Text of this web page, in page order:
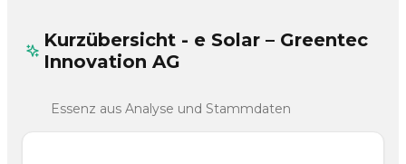
Kurzübersicht - e Solar – Greentec
Innovation AG
Essenz aus Analyse und Stammdaten